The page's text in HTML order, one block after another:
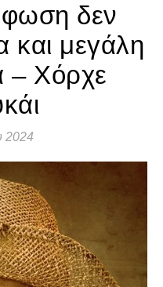
δεν
και μεγάλη
– Χόρχε
2024